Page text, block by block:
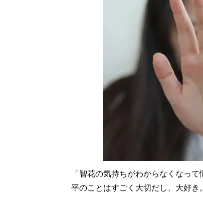
「智花の気持ちがわからなくなっ
平のことはすごく大切だし、大好